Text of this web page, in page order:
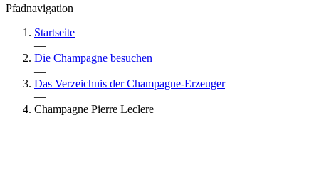
Pfadnavigation
Startseite
—
Die Champagne besuchen
—
Das Verzeichnis der Champagne-Erzeuger
—
Champagne Pierre Leclere